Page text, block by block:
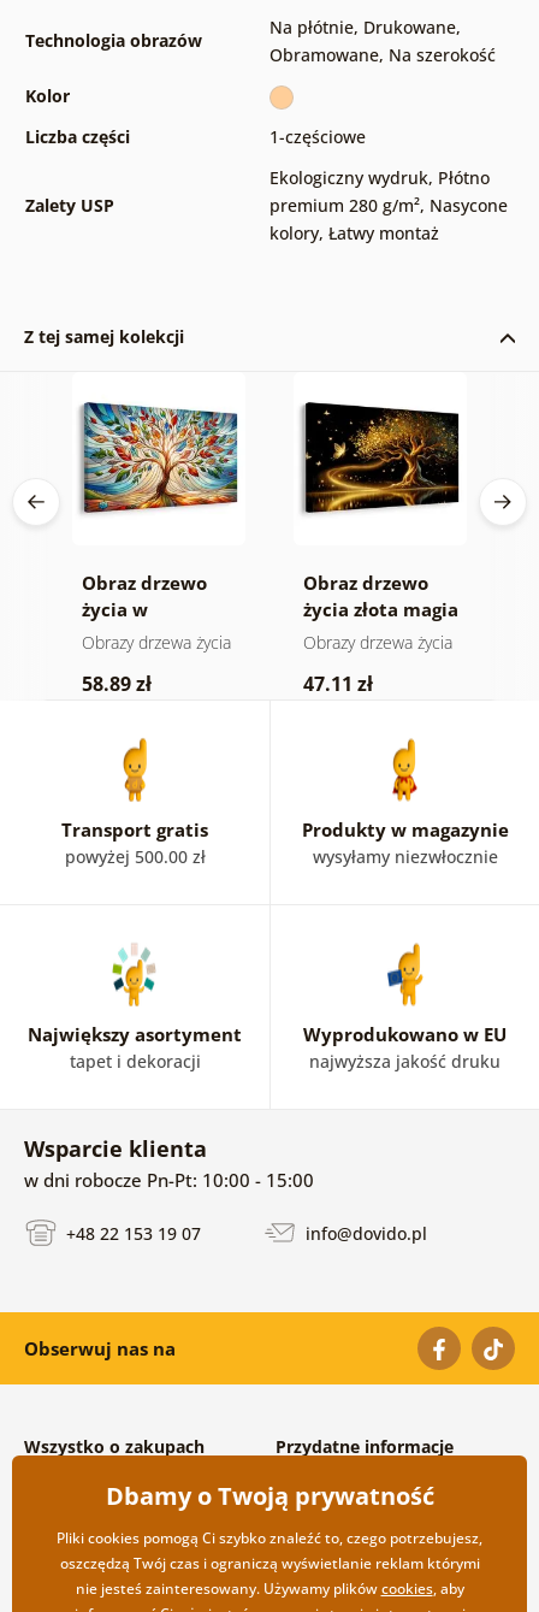
Technologia obrazów
Na płótnie, Drukowane,
Obramowane, Na szerokość
Kolor
Liczba części
1-częściowe
Zalety USP
Ekologiczny wydruk, Płótno
premium 280 g/m², Nasycone
kolory, Łatwy montaż
Z tej samej kolekcji
Obraz drzewo
życia w
kolorowym
Obrazy drzewa życia
58.89 zł
Obraz drzewo
życia złota magia
Obrazy drzewa życia
47.11 zł
Transport gratis
powyżej 500.00 zł
Produkty w magazynie
wysyłamy niezwłocznie
Największy asortyment
tapet i dekoracji
Wyprodukowano w EU
najwyższa jakość druku
Wsparcie klienta
w dni robocze Pn-Pt: 10:00 - 15:00
+48 22 153 19 07 info@dovido.pl
Obserwuj nas na
Wszystko o zakupach
Warunki handlowe i
reklamacyjne
Prywatność
Opcje wysyłki i płatności
Zwrot towarów
Przydatne informacje
Często zadawane pytania
Kontakt
Współpraca hurtowa
Dbamy o Twoją prywatność
Pliki cookies pomogą Ci szybko znaleźć to, czego potrzebujesz,
oszczędzą Twój czas i ograniczą wyświetlanie reklam którymi
nie jesteś zainteresowany. Używamy plikówcookies, aby